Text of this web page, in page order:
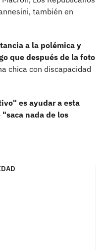
también en
a la polémica y
que después de la foto
chica con discapacidad
es ayudar a esta
nada de los